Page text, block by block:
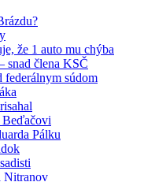
že 1 auto mu chýba
snad člena KSČ
federálnym súdom
Beďačovi
Pálku